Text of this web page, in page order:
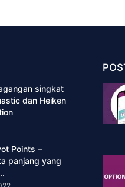
singkat
dan Heiken
Points –
panjang yang